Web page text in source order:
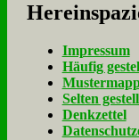
Im­pres­sum
Häu­fig
Sel­ten
Denk­zet­tel